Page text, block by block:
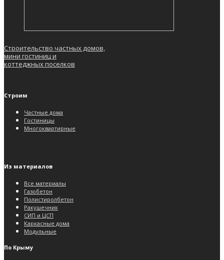
Строительство частных домов,
мини гостиниц и
коттеджных поселков
Строим
Частные дома
Гостиницы
Многоквартирные
Из материалов
Все материалы
Газобетон
Полистиролбетон
Ракушечник
СИП и ЦСП
Каркасные дома
Модульные
По Крыму